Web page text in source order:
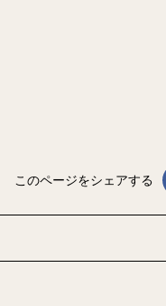
このページをシェアする